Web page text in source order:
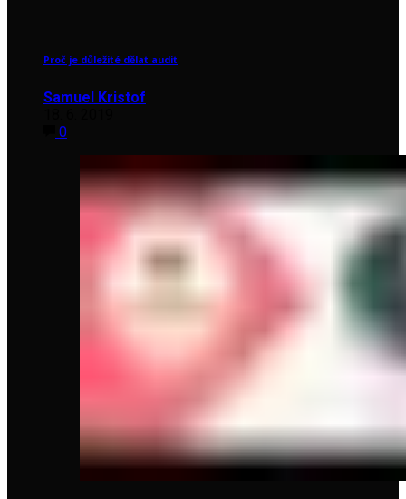
Proč je důležité dělat audit
Samuel Kristof
0